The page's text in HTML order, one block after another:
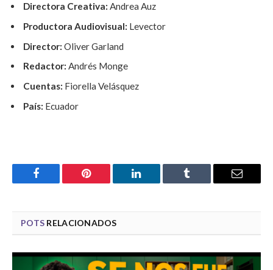
Directora Creativa: Andrea Auz
Productora Audiovisual: Levector
Director: Oliver Garland
Redactor: Andrés Monge
Cuentas: Fiorella Velásquez
País: Ecuador
Facebook Pinterest LinkedIn Tumblr Email
POTS RELACIONADOS